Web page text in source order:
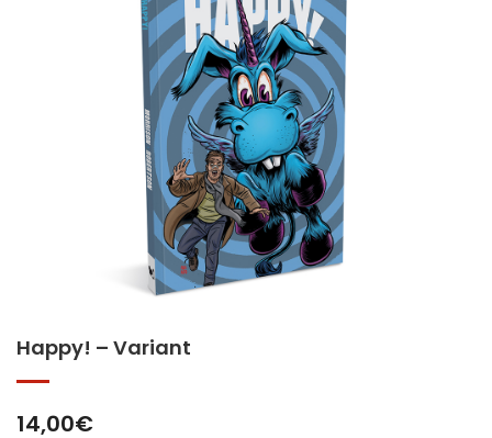
Happy! – Variant
14,00€